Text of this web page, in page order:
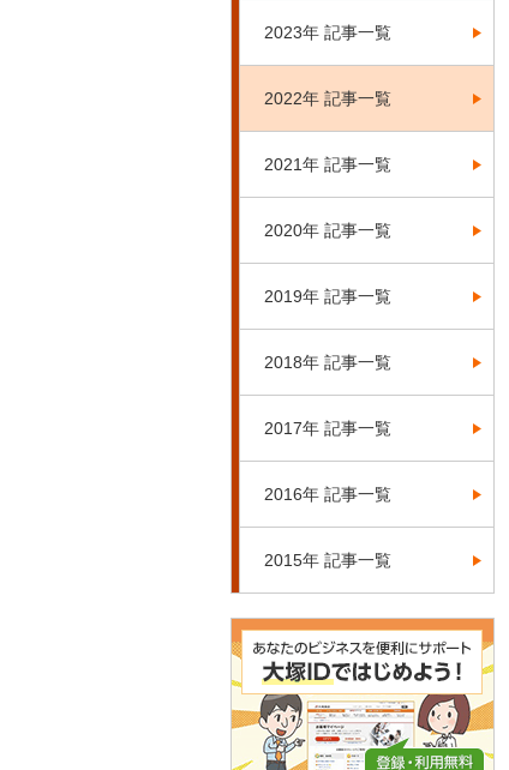
2023年 記事一覧
2022年 記事一覧
2021年 記事一覧
2020年 記事一覧
2019年 記事一覧
2018年 記事一覧
2017年 記事一覧
2016年 記事一覧
2015年 記事一覧